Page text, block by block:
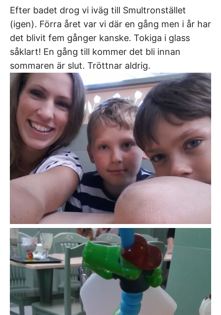
Efter badet drog vi iväg till Smultronstället
(igen). Förra året var vi där en gång men i år har
det blivit fem gånger kanske. Tokiga i glass
såklart! En gång till kommer det bli innan
sommaren är slut. Tröttnar aldrig.